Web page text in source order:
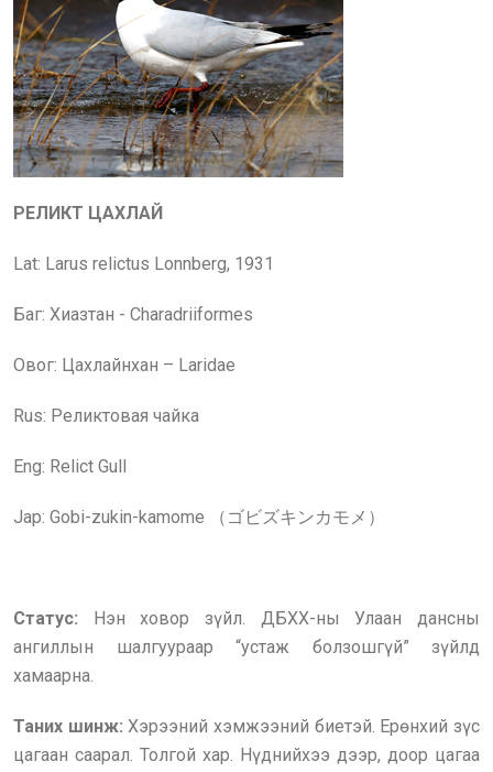
РЕЛИКТ ЦАХЛАЙ
Lat: Larus relictus Lonnberg, 1931
Баг: Хиазтан - Charadriiformes
Овог: Цахлайнхан – Laridae
Rus: Реликтовая чайка
Eng: Relict Gull
Jap: Gobi-zukin-kamome （ゴビズキンカモメ）
Статус: Нэн ховор зүйл. ДБХХ-ны Улаан дансны
ангиллын шалгуураар “устаж болзошгүй” зүйлд
хамаарна.
Таних шинж: Хэрээний хэмжээний биетэй. Ерөнхий зүс
цагаан саарал. Толгой хар. Нүднийхээ дээр, доор цагаа